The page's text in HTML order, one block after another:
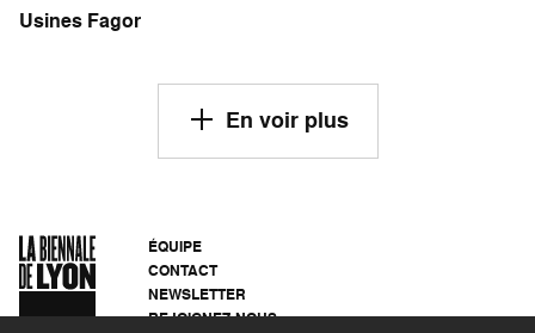
Usines Fagor
En voir plus
ÉQUIPE
CONTACT
NEWSLETTER
REJOIGNEZ-NOUS